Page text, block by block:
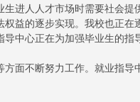
生进人人才市场时需要社会
权益的逐步实现。我校也正
导中心正在为加强毕业生的指
不断努力工作。就业指导